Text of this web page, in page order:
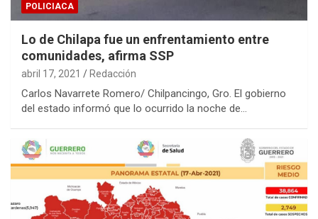
POLICIACA
Lo de Chilapa fue un enfrentamiento entre
comunidades, afirma SSP
abril 17, 2021 Redacción
Carlos Navarrete Romero/ Chilpancingo, Gro. El gobierno
del estado informó que lo ocurrido la noche de…